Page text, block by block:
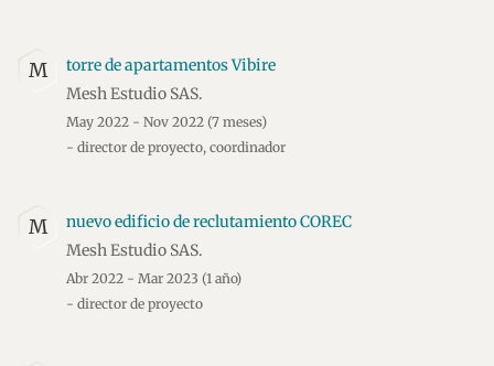
M
torre de apartamentos Vibire
Mesh Estudio SAS.
May 2022 - Nov 2022 (7 meses)
- director de proyecto, coordinador
M
nuevo edificio de reclutamiento COREC
Mesh Estudio SAS.
Abr 2022 - Mar 2023 (1 año)
- director de proyecto